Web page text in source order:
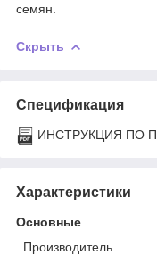
семян.
Скрыть
Спецификация
ИНСТРУКЦИЯ ПО
Характеристики
Основные
Производитель